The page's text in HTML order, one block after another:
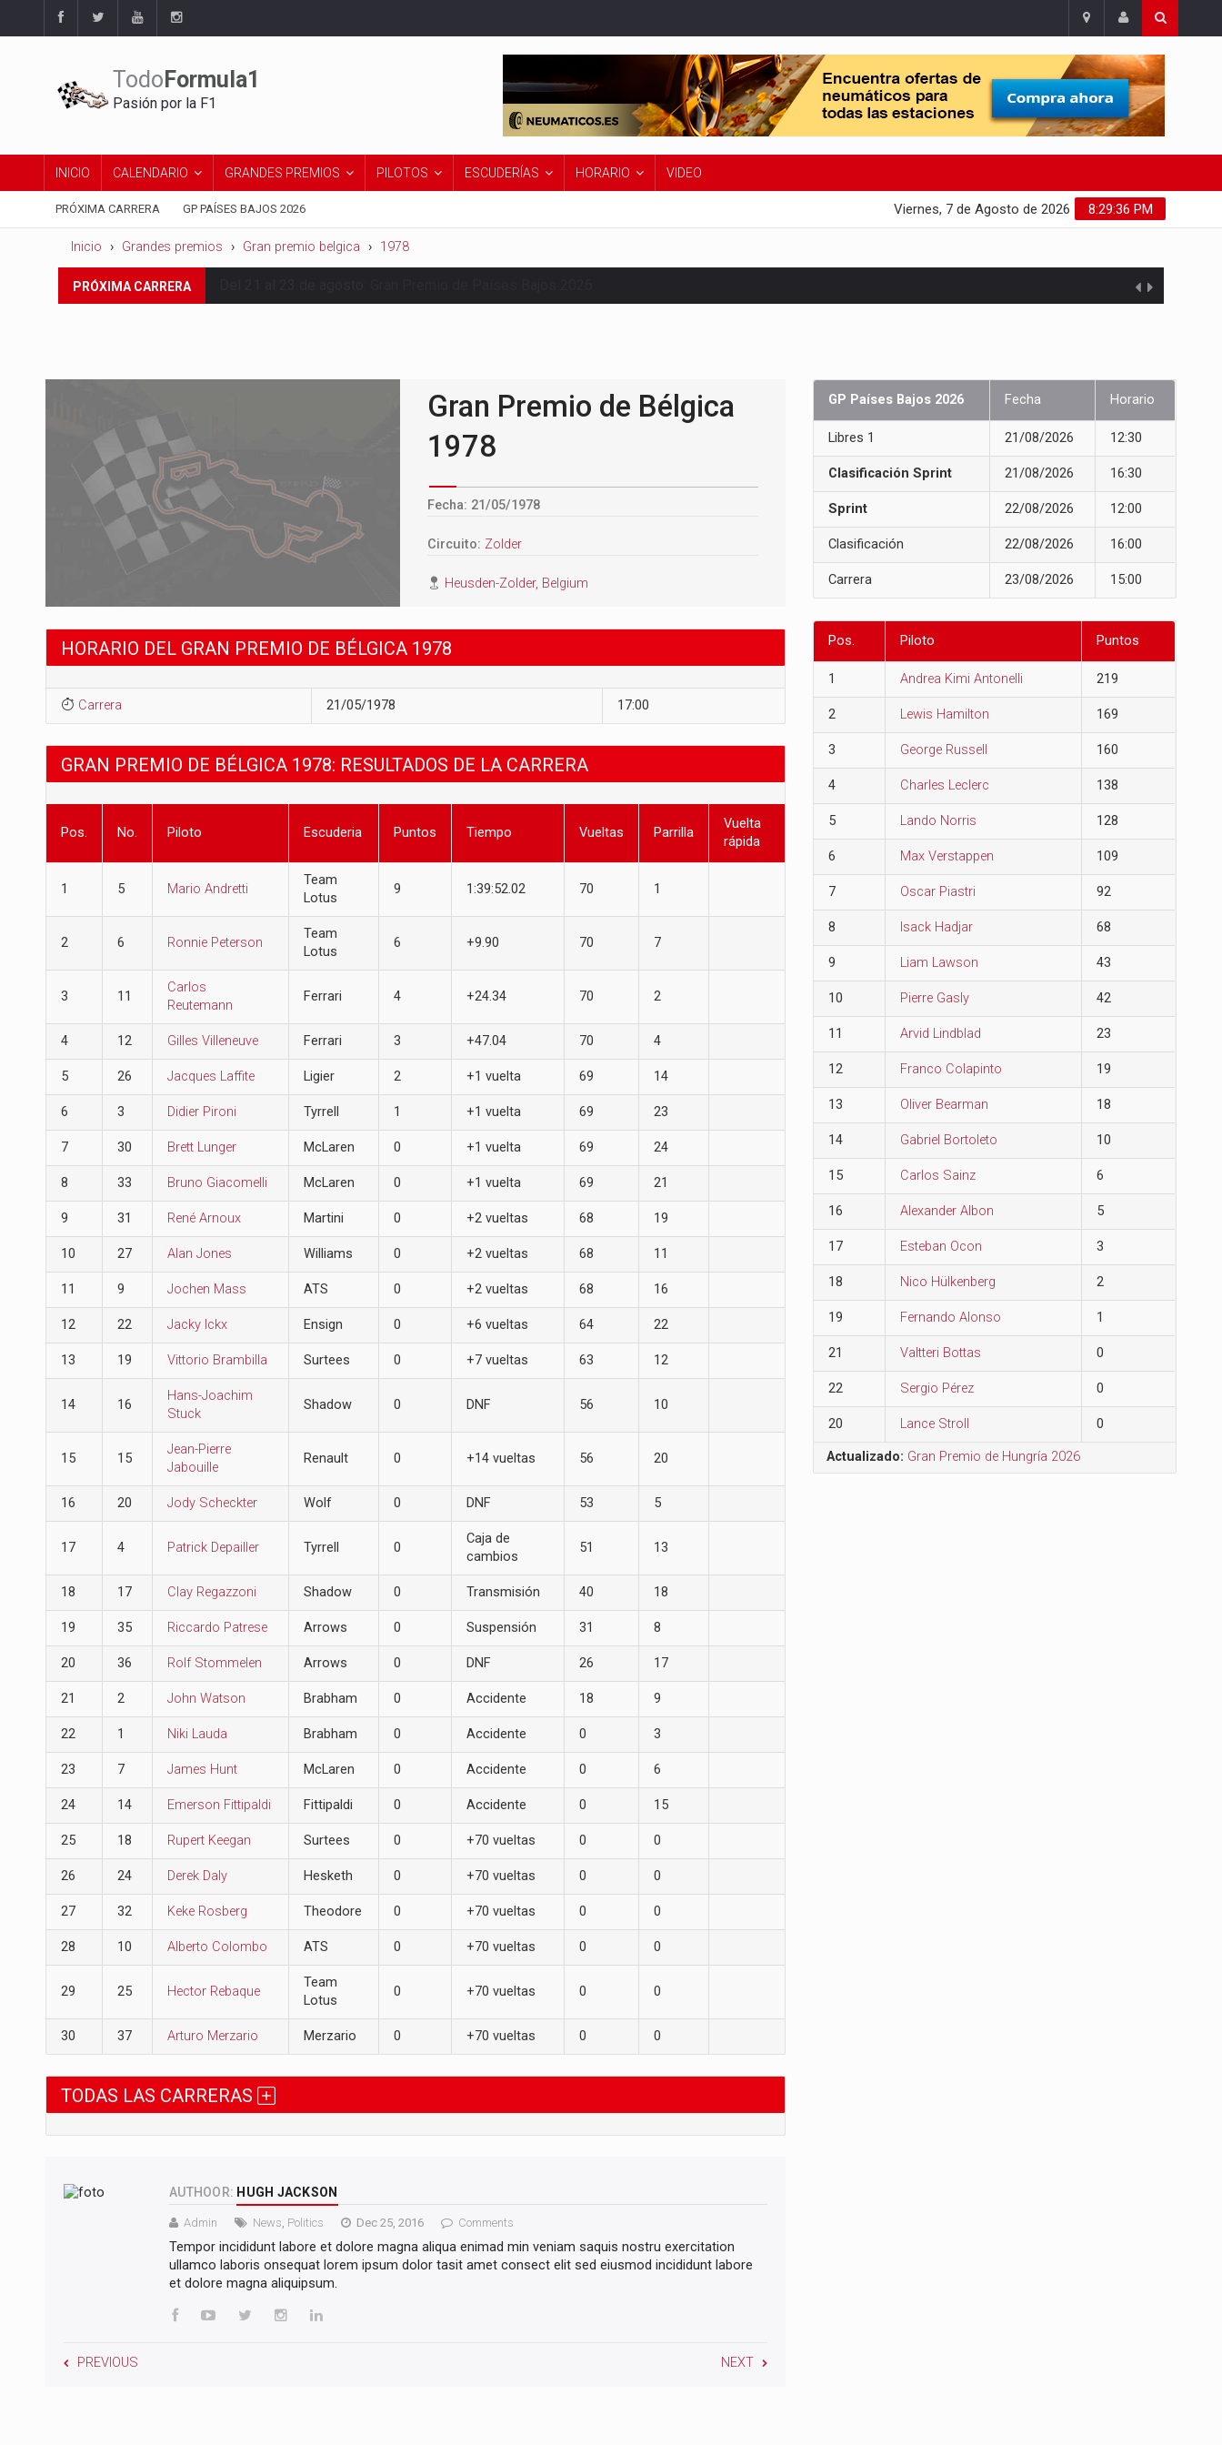
Todo Formula1
Pasión por la F1
INICIO CALENDARIO GRANDES PREMIOS PILOTOS ESCUDERÍAS HORARIO VIDEO
PRÓXIMA CARRERA GP PAÍSES BAJOS 2026 8:29:37 PM
Viernes, 7 de Agosto de 2026
Inicio Grandes premios Gran premio belgica 1978
PRÓXIMA CARRERA
Gran Premio de Bélgica
1978
Fecha: 21/05/1978
Circuito: Zolder
Heusden-Zolder, Belgium
HORARIO DEL GRAN PREMIO DE BÉLGICA 1978
Carrera 21/05/1978 17:00
GRAN PREMIO DE BÉLGICA 1978: RESULTADOS DE LA CARRERA
Pos. No. Piloto Escuderia Puntos Tiempo Vueltas Parrilla
Vuelta
rápida
1 5 Mario Andretti
Team
Lotus
9 1:39:52.02 70 1
2 6 Ronnie Peterson
Team
Lotus
6 +9.90 70 7
3 11
Carlos
Reutemann
Ferrari 4 +24.34 70 2
4 12 Gilles Villeneuve Ferrari 3 +47.04 70 4
5 26 Jacques Laffite Ligier 2 +1 vuelta 69 14
6 3 Didier Pironi Tyrrell 1 +1 vuelta 69 23
7 30 Brett Lunger McLaren 0 +1 vuelta 69 24
8 33 Bruno Giacomelli McLaren 0 +1 vuelta 69 21
9 31 René Arnoux Martini 0 +2 vueltas 68 19
10 27 Alan Jones Williams 0 +2 vueltas 68 11
11 9 Jochen Mass ATS 0 +2 vueltas 68 16
12 22 Jacky Ickx Ensign 0 +6 vueltas 64 22
13 19 Vittorio Brambilla Surtees 0 +7 vueltas 63 12
14 16
Hans-Joachim
Stuck
Shadow 0 DNF 56 10
15 15
Jean-Pierre
Jabouille
Renault 0 +14 vueltas 56 20
16 20 Jody Scheckter Wolf 0 DNF 53 5
17 4 Patrick Depailler Tyrrell 0
Caja de
cambios
51 13
18 17 Clay Regazzoni Shadow 0 Transmisión 40 18
19 35 Riccardo Patrese Arrows 0 Suspensión 31 8
20 36 Rolf Stommelen Arrows 0 DNF 26 17
21 2 John Watson Brabham 0 Accidente 18 9
22 1 Niki Lauda Brabham 0 Accidente 0 3
23 7 James Hunt McLaren 0 Accidente 0 6
24 14 Emerson Fittipaldi Fittipaldi 0 Accidente 0 15
25 18 Rupert Keegan Surtees 0 +70 vueltas 0 0
26 24 Derek Daly Hesketh 0 +70 vueltas 0 0
27 32 Keke Rosberg Theodore 0 +70 vueltas 0 0
28 10 Alberto Colombo ATS 0 +70 vueltas 0 0
29 25 Hector Rebaque
Team
Lotus
0 +70 vueltas 0 0
30 37 Arturo Merzario Merzario 0 +70 vueltas 0 0
TODAS LAS CARRERAS
AUTHOOR: HUGH JACKSON
Admin News, Politics Dec 25, 2016 Comments
Tempor incididunt labore et dolore magna aliqua enimad min veniam saquis nostru exercitation
ullamco laboris onsequat lorem ipsum dolor tasit amet consect elit sed eiusmod incididunt labore
et dolore magna aliquipsum.
PREVIOUS NEXT
GP Países Bajos 2026 Fecha Horario
Libres 1 21/08/2026 12:30
Clasificación Sprint 21/08/2026 16:30
Sprint 22/08/2026 12:00
Clasificación 22/08/2026 16:00
Carrera 23/08/2026 15:00
Pos. Piloto Puntos
1 Andrea Kimi Antonelli 219
2 Lewis Hamilton 169
3 George Russell 160
4 Charles Leclerc 138
5 Lando Norris 128
6 Max Verstappen 109
7 Oscar Piastri 92
8 Isack Hadjar 68
9 Liam Lawson 43
10 Pierre Gasly 42
11 Arvid Lindblad 23
12 Franco Colapinto 19
13 Oliver Bearman 18
14 Gabriel Bortoleto 10
15 Carlos Sainz 6
16 Alexander Albon 5
17 Esteban Ocon 3
18 Nico Hülkenberg 2
19 Fernando Alonso 1
21 Valtteri Bottas 0
22 Sergio Pérez 0
20 Lance Stroll 0
Actualizado: Gran Premio de Hungría 2026